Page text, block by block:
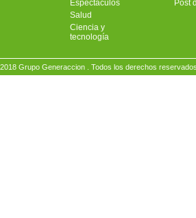
Espectáculos
Salud
Ciencia y
tecnología
Post
2018 Grupo Generaccion . Todos los derechos